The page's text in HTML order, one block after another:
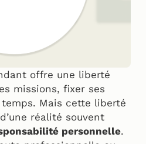
offre une liberté
missions, fixer ses
Mais cette liberté
réalité souvent
personnelle.